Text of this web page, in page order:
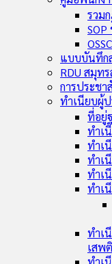
รวม
แบบบันทึก
RDU สมุท
การประช
ทำเนียบผู้ป
ที่อยู่
ทำเ
ทำเ
ทำเ
ทำเ
ทำเ
ทำเ
เสพ